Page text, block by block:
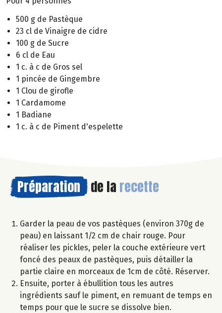
500 g de Pastèque
23 cl de Vinaigre de cidre
100 g de Sucre
6 cl de Eau
1 c. à c de Gros sel
1 pincée de Gingembre
1 Clou de girofle
1 Cardamome
1 Badiane
1 c. à c de Piment d'espelette
Préparation de la recette
Garder la peau de vos pastèques (environ 370g de
peau) en laissant 1/2 cm de chair rouge. Pour
réaliser les pickles, peler la couche extérieure vert
foncé des peaux de pastèques, puis détailler la
partie claire en morceaux de 1cm de côté. Réserver.
Ensuite, porter à ébullition tous les autres
ingrédients sauf le piment, en remuant de temps en
temps pour que le sucre se dissolve bien.